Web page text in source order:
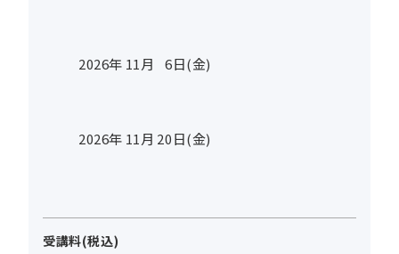
2026年 11月 6日(金)
2026年 11月 20日(金)
受講料(税込)